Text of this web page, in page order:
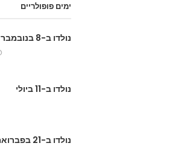
ימים פופולריים
נולדו ב-8 בנובמבר
נולדו ב-11 ביולי
נולדו ב-21 בפברואר